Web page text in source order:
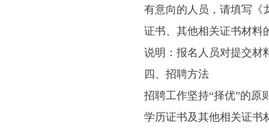
有意向的人员，请填写《
证书、其他相关证书材料
说明：报名人员对提交材
四、招聘方法
招聘工作坚持“择优”的原
学历证书及其他相关证书